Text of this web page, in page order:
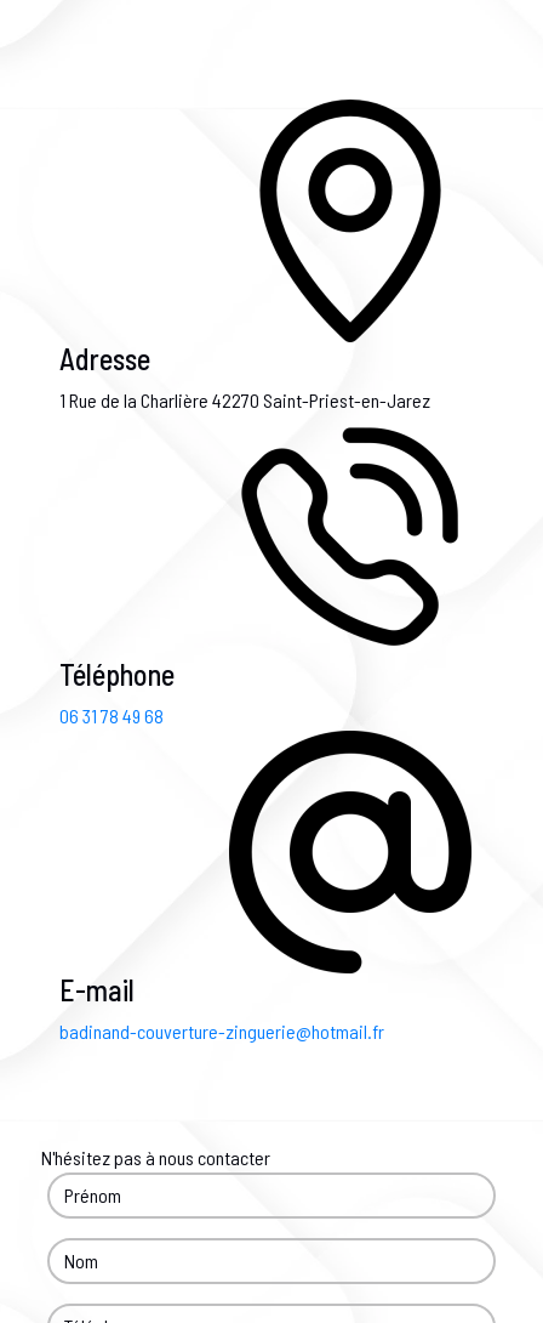
Adresse
1 Rue de la Charlière 42270 Saint-Priest-en-Jarez
Téléphone
06 31 78 49 68
E-mail
badinand-couverture-zinguerie@hotmail.fr
N'hésitez pas à nous contacter